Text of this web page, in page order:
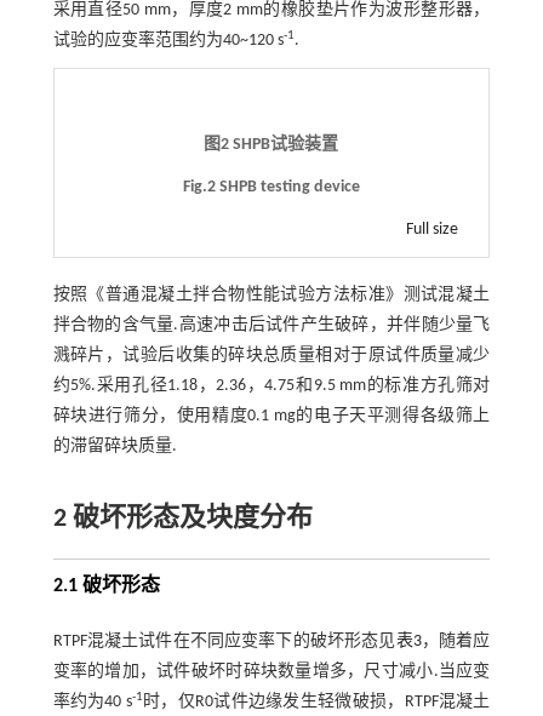
采用直径50 mm，厚度2 mm的橡胶垫片作为波形整形器，
试验的应变率范围约为40~120 s-1.
图2 SHPB试验装置
Fig.2 SHPB testing device
Full size
按照《普通混凝土拌合物性能试验方法标准》测试混凝土
拌合物的含气量.高速冲击后试件产生破碎，并伴随少量飞
溅碎片，试验后收集的碎块总质量相对于原试件质量减少
约5%.采用孔径1.18，2.36，4.75和9.5 mm的标准方孔筛对
碎块进行筛分，使用精度0.1 mg的电子天平测得各级筛上
的滞留碎块质量.
2 破坏形态及块度分布
2.1 破坏形态
RTPF混凝土试件在不同应变率下的破坏形态见表3，随着应
变率的增加，试件破坏时碎块数量增多，尺寸减小.当应变
率约为40 s-1时，仅R0试件边缘发生轻微破损，RTPF混凝土